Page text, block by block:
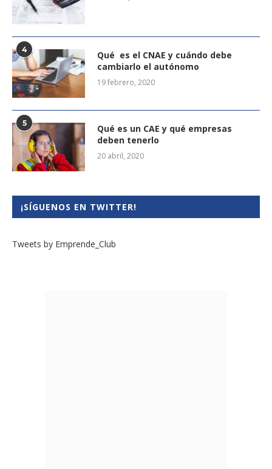
4
Qué es el CNAE y cuándo debe
cambiarlo el autónomo
19 febrero, 2020
5
Qué es un CAE y qué empresas
deben tenerlo
20 abril, 2020
¡SÍGUENOS EN TWITTER!
Tweets by Emprende_Club